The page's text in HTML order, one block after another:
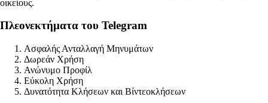
οικείους.
Πλεονεκτήματα του Telegram
Ασφαλής Ανταλλαγή Μηνυμάτων
Δωρεάν Χρήση
Ανώνυμο Προφίλ
Εύκολη Χρήση
Δυνατότητα Κλήσεων και Βίντεοκλήσεων